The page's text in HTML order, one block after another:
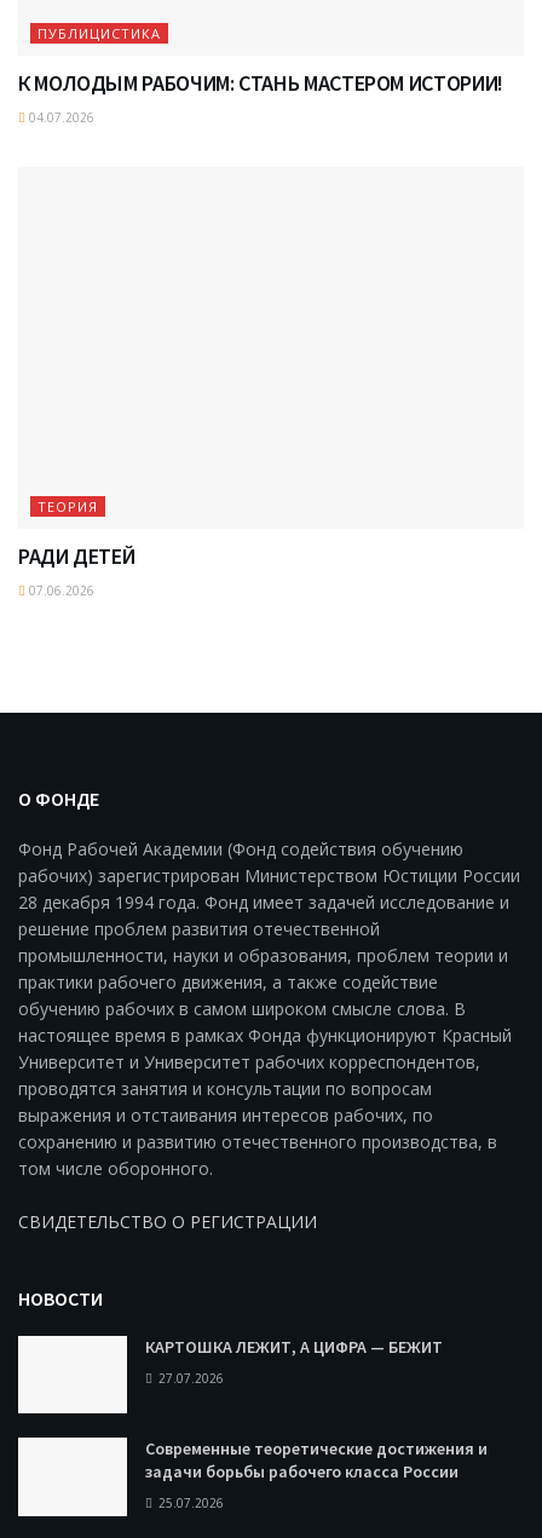
ПУБЛИЦИСТИКА
К МОЛОДЫМ РАБОЧИМ: СТАНЬ МАСТЕРОМ ИСТОРИИ!
04.07.2026
ТЕОРИЯ
РАДИ ДЕТЕЙ
07.06.2026
О ФОНДЕ
Фонд Рабочей Академии (Фонд содействия обучению
рабочих) зарегистрирован Министерством Юстиции России
28 декабря 1994 года. Фонд имеет задачей исследование и
решение проблем развития отечественной
промышленности, науки и образования, проблем теории и
практики рабочего движения, а также содействие
обучению рабочих в самом широком смысле слова. В
настоящее время в рамках Фонда функционируют Красный
Университет и Университет рабочих корреспондентов,
проводятся занятия и консультации по вопросам
выражения и отстаивания интересов рабочих, по
сохранению и развитию отечественного производства, в
том числе оборонного.
СВИДЕТЕЛЬСТВО О РЕГИСТРАЦИИ
НОВОСТИ
КАРТОШКА ЛЕЖИТ, А ЦИФРА — БЕЖИТ
27.07.2026
Современные теоретические достижения и
задачи борьбы рабочего класса России
25.07.2026